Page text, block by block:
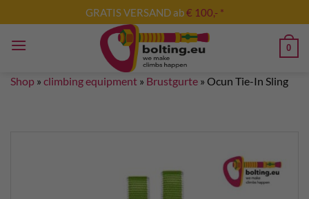
to
content
GRATIS VERSAND ab€ 100,- *
0
Shop » climbing equipment » Brustgurte » Ocun Tie-In Sling